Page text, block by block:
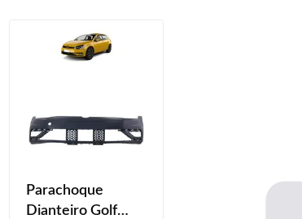
Parachoque
Dianteiro Golf